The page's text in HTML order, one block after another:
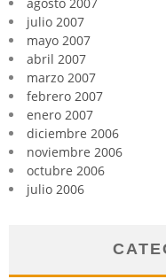
julio 2007
mayo 2007
abril 2007
marzo 2007
febrero 2007
enero 2007
diciembre 2006
noviembre 2006
octubre 2006
julio 2006